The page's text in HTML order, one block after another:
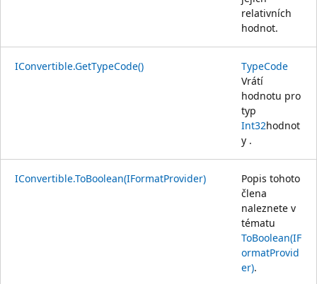
relativních
hodnot.
IConvertible.GetTypeCode()
TypeCode
Vrátí
hodnotu pro
typ
Int32hodnot
y .
IConvertible.ToBoolean(IFormatProvider)
Popis tohoto
člena
naleznete v
tématu
ToBoolean(IF
ormatProvid
er).